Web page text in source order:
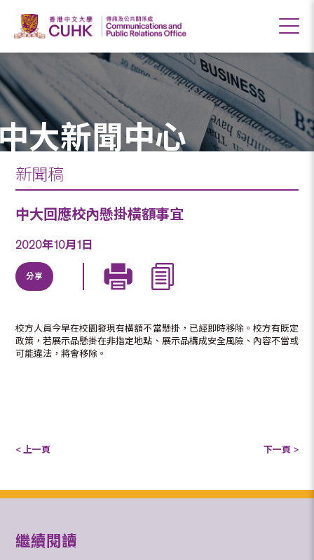
大新聞中心
新聞稿
中大回應校內懸掛橫額事宜
2020年10月1日
分享
校方人員今早在校園發現有橫額不當懸掛，已經即時移除。校方有既定
政策，若展示品懸掛在非指定地點、展示品構成安全風險、內容不當或
可能違法，將會移除。
< 上一頁 下一頁 >
繼續閱讀